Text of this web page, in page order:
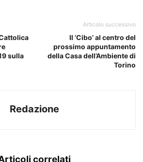
sulla
Articolo successivo
Il ‘Cibo’ al centro del
prossimo appuntamento
della Casa dell’Ambiente di
Torino
Redazione
correlati